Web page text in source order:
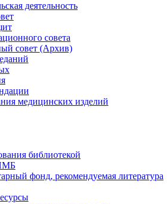
деятельность
совета
совет (Архив)
медицинских изделий
библиотекой
фонд, рекомендуемая литература